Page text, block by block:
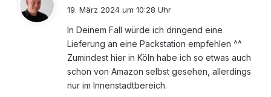
t
:
19. März 2024 um 10:28 Uhr
In Deinem Fall würde ich dringend eine
Lieferung an eine Packstation empfehlen ^^
Zumindest hier in Köln habe ich so etwas auch
schon von Amazon selbst gesehen, allerdings
nur im Innenstadtbereich.